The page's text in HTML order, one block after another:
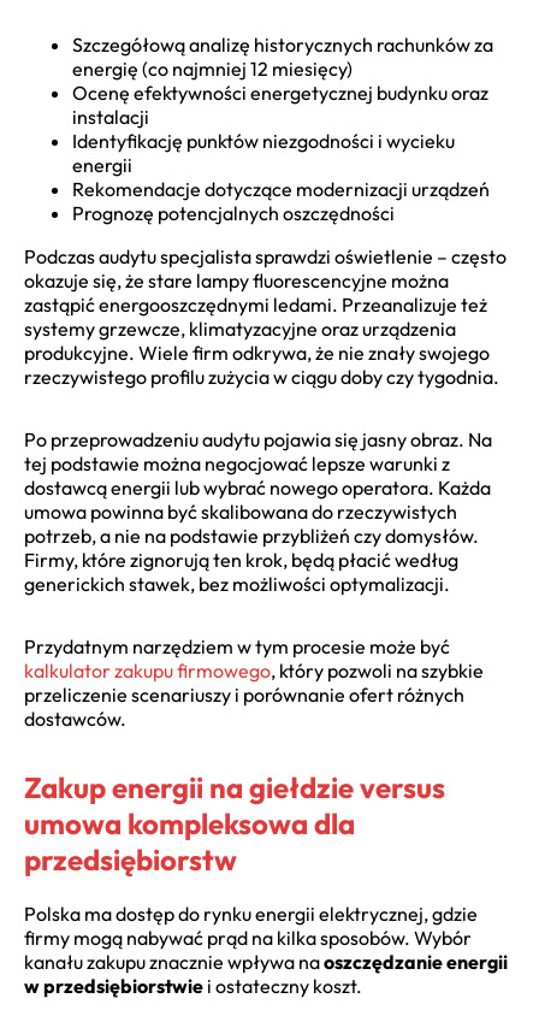
Szczegółową analizę historycznych rachunków za
energię (co najmniej 12 miesięcy)
Ocenę efektywności energetycznej budynku oraz
instalacji
Identyfikację punktów niezgodności i wycieku
energii
Rekomendacje dotyczące modernizacji urządzeń
Prognozę potencjalnych oszczędności
Podczas audytu specjalista sprawdzi oświetlenie – często
okazuje się, że stare lampy fluorescencyjne można
zastąpić energooszczędnymi ledami. Przeanalizuje też
systemy grzewcze, klimatyzacyjne oraz urządzenia
produkcyjne. Wiele firm odkrywa, że nie znały swojego
rzeczywistego profilu zużycia w ciągu doby czy tygodnia.
Po przeprowadzeniu audytu pojawia się jasny obraz. Na
tej podstawie można negocjować lepsze warunki z
dostawcą energii lub wybrać nowego operatora. Każda
umowa powinna być skalibowana do rzeczywistych
potrzeb, a nie na podstawie przybliżeń czy domysłów.
Firmy, które zignorują ten krok, będą płacić według
generickich stawek, bez możliwości optymalizacji.
Przydatnym narzędziem w tym procesie może być
kalkulator zakupu firmowego, który pozwoli na szybkie
przeliczenie scenariuszy i porównanie ofert różnych
dostawców.
Zakup energii na giełdzie versus
umowa kompleksowa dla
przedsiębiorstw
Polska ma dostęp do rynku energii elektrycznej, gdzie
firmy mogą nabywać prąd na kilka sposobów. Wybór
kanału zakupu znacznie wpływa naoszczędzanie energii
w przedsiębiorstwie i ostateczny koszt.